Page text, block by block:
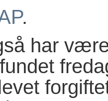
.
har